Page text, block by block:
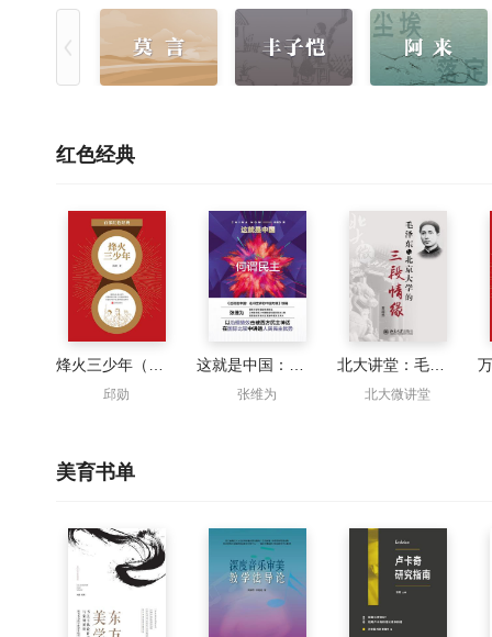
红色经典
邱勋 张维为 北大微讲堂
美育书单